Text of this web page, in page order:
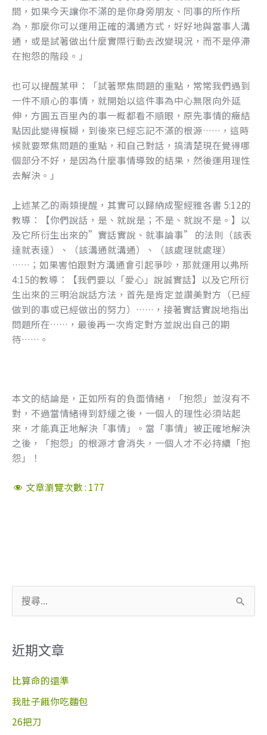
間，如果今天讓你不滿的是你身旁朋友、同事的所作所
為，那麼你可以運用正確的溝通方式，好好地與當事人溝
通，或是試著做出什麼實際行動去改變現況，而不是停滯
在抱怨的階段。」
也可以提醒某甲：「試著聚焦問題的重點，常常我們遇到
一件不順心的事情，就開始以這件事為中心無限向外延
伸，方圓五百里內的事一概都看不順眼，原先事情的癥結
點因此變得模糊，到後來已經忘記不滿的根源……，這時
候就要聚焦問題的重點，和自己對話，搞清楚現在覺得哪
個部分不好，是因為什麼事情導致的結果，然後運用理性
去解決。」
上述某乙的兩類提醒，其實可以歸納成聖經雅各書 5:12的
教導：【你們說話，是、就說是；不是、就說不是。】以
及它所衍生出來的”實話實說、就事論事” 的法則（該表
達就表達）、（該溝通就溝通）、（該處理就處理）
……；如果害怕跟對方溝通會引起爭吵，那就運用以弗所
4:15的教導：【我們要以「愛心」說誠實話】以及它所衍
生出來的三明治說話方法，首先是肯定並讚美對方（已經
做到的事或已經做出的努力）……，接著實話實說地指出
問題所在……，最後再一次肯定對方並說出自己的期
待……。
本文的結論是，正如所有的負面情緒，「抱怨」並沒有不
對，不過當情緒得到舒緩之後，一個人的理性必須站起
來，才能真正地解決「事情」。當「事情」被正確地解決
之後，「抱怨」的根源才會消失，一個人才不必持續「抱
怨」！
文章瀏覽次數 : 177
尋
鍵
字
近期文章
比算命的還準
我肚子餓你吃麵包
26把刀